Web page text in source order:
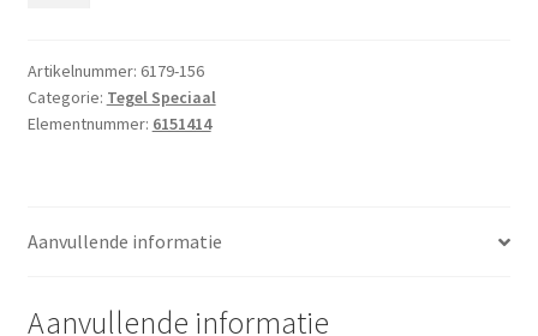
met
Nopjes
Langs
Azuurblauw
Artikelnummer: 6179-156
Categorie: Tegel Speciaal
Elementnummer: 6151414
Aanvullende informatie
Aanvullende informatie